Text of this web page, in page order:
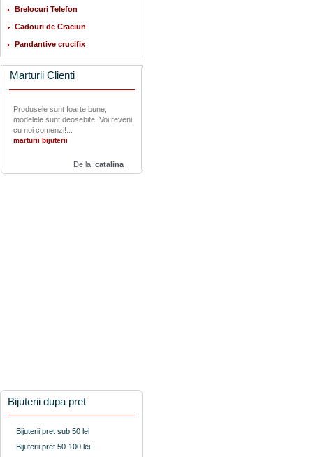
Brelocuri Telefon
Cadouri de Craciun
Pandantive crucifix
Marturii Clienti
Produsele sunt foarte bune,
modelele sunt deosebite. Voi reveni
cu noi comenzi!...
marturii bijuterii
De la: catalina
Bijuterii dupa pret
Bijuterii pret sub 50 lei
Bijuterii pret 50-100 lei